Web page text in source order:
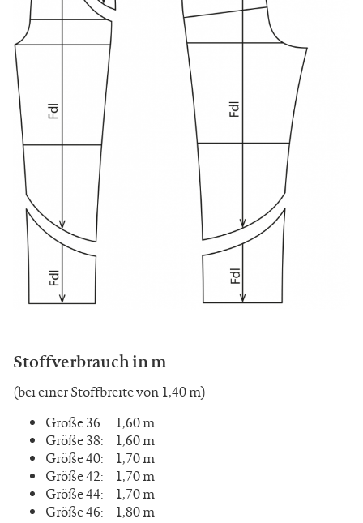
Stoffverbrauch in m
(bei einer Stoffbreite von 1,40 m)
Größe 36: 1,60 m
Größe 38: 1,60 m
Größe 40: 1,70 m
Größe 42: 1,70 m
Größe 44: 1,70 m
Größe 46: 1,80 m